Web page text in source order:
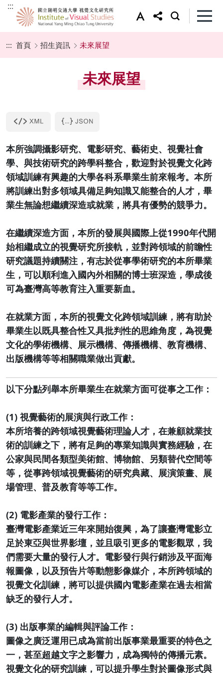
:::
::: 首頁 招生資訊 未來展望
未來展望
本所強調攝影研究、電影研究、藝術史、視覺社會
學、與技術研究的跨學科整合，歡迎對於視覺文化跨
領域訓練有興趣的大學各科系畢業生前來報考。本所
將訓練出對多領域具備足夠知識又能整合的人才，畢
業生無論想繼續深造或就業，將具有優勢的競爭力。
在繼續深造方面，本所的發展與國際上從1990年代開
始相繼成立的視覺研究所接軌，並對跨領域的前瞻性
研究議題持續關注，有志於從事學術研究的本所畢業
生，可以順利進入國內外相關的博士班深造，學成後
可為臺灣高等教育注入重要新血。
在就業方面，本所的視覺文化跨領域訓練，將有助於
畢業生以既具整合性又具批判性的思維角度，為視覺
文化的學術機構、展示機構、傳播機構、教育機構、
出版機構等等相關職業做出貢獻。
以下分點列舉本所畢業生在就業方面可從事之工作：
(1) 視覺藝術的展演與行政工作：
本所培養的跨領域視覺藝術理論人才，在兼顧就業技
術的訓練之下，將有足夠的專業知識與實務經驗，在
公家與民間各類型美術館、博物館、另類替代空間等
等，從事跨領域視覺藝術的研究典藏、展演策畫、展
場管理、普及教育等等工作。
(2) 電影產業的發行工作：
臺灣電影產業近三年來開始復興，為了讓臺灣電影立
足於東亞與世界影壇，並且吸引更多的電影觀眾，我
們需要大量的發行人才。電影發行與行銷涉及平面海
報圖像，以及預告片等動態影像媒介，本所跨領域的
視覺文化訓練，將可以提供國內電影產業在過去相當
缺乏的發行人才。
(3) 出版事業的編輯與評論工作：
圖像之廣泛運用已成為當前出版事業最重要的特色之
一，甚至超越文字之影響力，成為獨特的傳播元素。
視覺文化的研究訓練，可以提升學生對於圖像形式與